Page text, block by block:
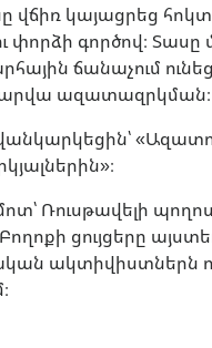
կայացրեց
գործով։
ճանաչում
ազատազրկման։
Ռուսթավելի
ցույցերը
ակտիվիստներն